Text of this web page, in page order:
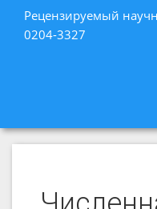
Рецензируемый
0204-3327